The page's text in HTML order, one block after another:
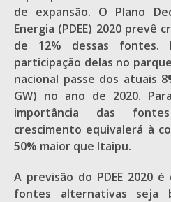
de expansão. O Plano
Energia (PDEE) 2020 prevê
de 12% dessas
participação delas no
nacional passe dos atuais
GW) no ano de 2020.
importância das
crescimento equivalerá à
50% maior que Itaipu.
A previsão do PDEE 2020
fontes alternativas seja